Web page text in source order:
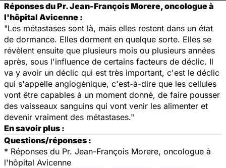
Réponses du Pr. Jean-François Morere, oncologue à
l'hôpital Avicenne :
"Les métastases sont là, mais elles restent dans un état
de dormance. Elles dorment en quelque sorte. Elles se
révèlent ensuite que plusieurs mois ou plusieurs années
après, sous l'influence de certains facteurs de déclic. Il
va y avoir un déclic qui est très important, c'est le déclic
qui s'appelle angiogénique, c'est-à-dire que les cellules
vont être capables à un moment donné, de faire pousser
des vaisseaux sanguins qui vont venir les alimenter et
devenir vraiment des métastases."
En savoir plus :
Questions/réponses :
* Réponses du Pr. Jean-François Morere, oncologue à
l'hôpital Avicenne